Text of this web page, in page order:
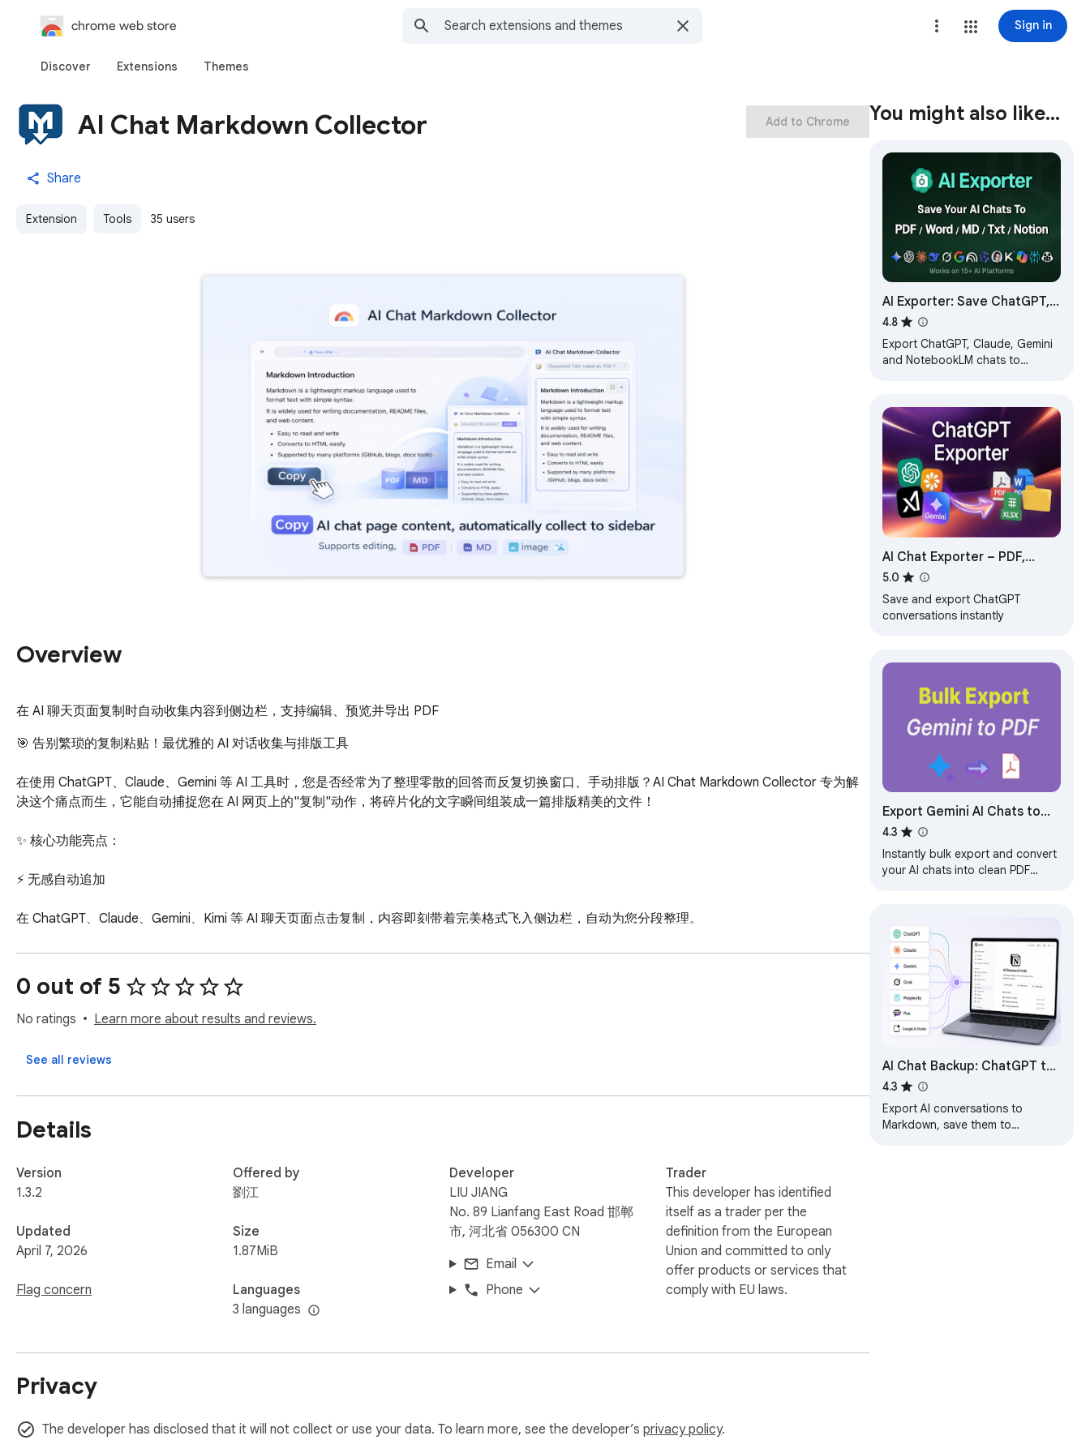
chrome web store Sign in
Discover Extensions Themes
AI Chat Markdown Collector
Share
Extension Tools 35 users
Add to Chrome
Overview
在 AI 聊天页面复制时自动收集内容到侧边栏，支持编辑、预览并导出 PDF
🎯 告别繁琐的复制粘贴！最优雅的 AI 对话收集与排版工具
在使用 ChatGPT、Claude、Gemini 等 AI 工具时，您是否经常为了整理零散的回答而反复切换窗口、手动排版？AI Chat Markdown Collector 专为解
决这个痛点而生，它能自动捕捉您在 AI 网页上的"复制"动作，将碎片化的文字瞬间组装成一篇排版精美的文件！
✨ 核心功能亮点：
⚡️ 无感自动追加
在 ChatGPT、Claude、Gemini、Kimi 等 AI 聊天页面点击复制，内容即刻带着完美格式飞入侧边栏，自动为您分段整理。
🎨 精美模板一键切换
内置"默认风格"、"小红书风格"、"简约学术风"、"卡片风格"等多种排版预设。
一键切换，彻底解放您的排版焦虑，导出即可直接分享。
每个区块独立管理，编辑灵活高效。
实时预览所见即所得。
📸 高清长图与 PDF 导出
一键将当前预览内容导出为带有背景色的纯净长图或高清 PDF。
自动隐藏所有操作按钮，导出内容干净美观，直接分享无需后期处理。
独家支持富文本拷贝，全选复制后直接粘贴到 Word、飞书、微信公众号。
✅ 隐私至上：纯本地运行，所有数据仅存储在您的浏览器中，绝不上传任何云端服务器。您的 AI 对话内容只有您自己能看到。
✅ 零学习成本：安装后立即使用，无需注册账号、无需配置，在 AI 网站上正常复制即可自动收集。
0 out of 5
No ratings Learn more about results and reviews.
See all reviews
Details
Version
1.3.2
Updated
April 7, 2026
Flag concern
Offered by
劉江
Size
1.87MiB
Languages
3 languages
Developer
LIU JIANG
No. 89 Lianfang East Road 邯郸
市, 河北省 056300 CN
Email
Phone
Trader
This developer has identified
itself as a trader per the
definition from the European
Union and committed to only
offer products or services that
comply with EU laws.
Privacy
The developer has disclosed that it will not collect or use your data. To learn more, see the developer’s privacy policy.
You might also like…
AI Exporter: Save ChatGPT,
Gemini to PDF, Word,
Markdown and Notion
4.8
Export ChatGPT, Claude, Gemini
and NotebookLM chats to
Notion sync, download.
AI Chat Exporter – PDF,
DOCX & Sheets
5.0
Save and export ChatGPT
conversations instantly
Export Gemini AI Chats to
PDF
4.3
Instantly bulk export and convert
your AI chats into clean PDF
AI Chat Backup: ChatGPT to
Notion, Obsidian &
Markdown
4.3
Export AI conversations to
Markdown, save them to